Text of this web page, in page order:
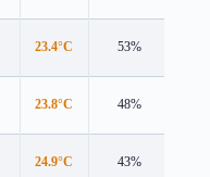
23.4°C 53%
23.8°C 48%
24.9°C 43%